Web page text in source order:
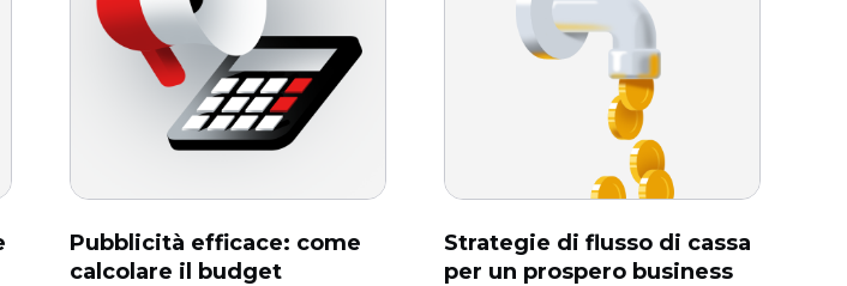
Pubblicità efficace: come
calcolare il budget
Strategie di flusso di cassa
per un prospero business